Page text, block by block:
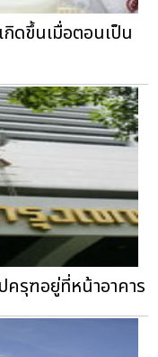
กิดขึ้นเมื่อตอนเป็น
ครุฑอยู่ที่หน้าอาคาร